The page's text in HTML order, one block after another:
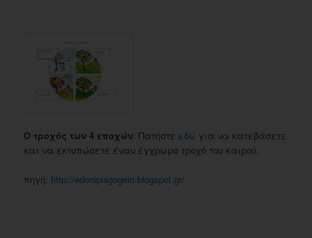
Ο τροχός των 4 εποχών . Πατήστε εδώ για να κατεβάσετε
και να εκτυπώσετε έναν έγχρωμο τροχό του καιρού.
πηγή: http://edonipiagogeio.blogspot.gr/